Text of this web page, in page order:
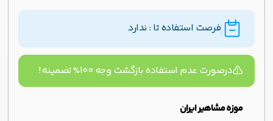
فرصت استفاده تا : ندارد
درصورت عدم استفاده بازگشت وجه ۱۰۰% تضمینه!
موزه مشاهیر ایران